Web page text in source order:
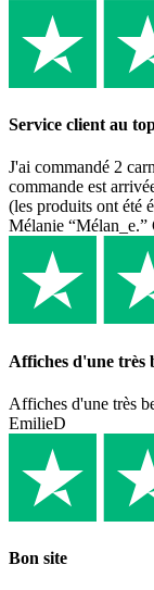
Service client au
J'ai commandé 2
commande est
(les produits ont été
Mélanie “Mélan_e.”
Affiches d'une très
Affiches d'une très
EmilieD
Bon site